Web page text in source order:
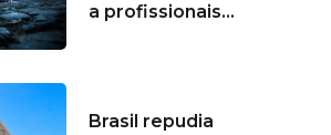
a profissionais...
Brasil repudia